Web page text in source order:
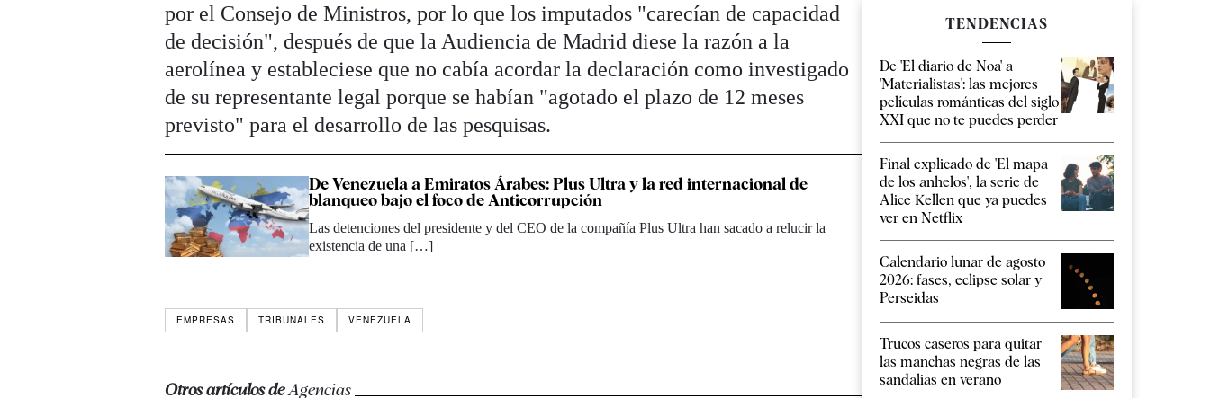
por el Consejo de Ministros, por lo que los imputados "carecían de capacidad
de decisión", después de que la Audiencia de Madrid diese la razón a la
aerolínea y estableciese que no cabía acordar la declaración como investigado
de su representante legal porque se habían "agotado el plazo de 12 meses
previsto" para el desarrollo de las pesquisas.
De Venezuela a Emiratos Árabes: Plus Ultra y la red internacional de
blanqueo bajo el foco de Anticorrupción
Las detenciones del presidente y del CEO de la compañía Plus Ultra han sacado a relucir la
existencia de una […]
EMPRESAS TRIBUNALES VENEZUELA
Otros artículos deAgencias
TENDENCIAS
De 'El diario de Noa' a
'Materialistas': las mejores
películas románticas del siglo
XXI que no te puedes perder
Final explicado de 'El mapa
de los anhelos', la serie de
Alice Kellen que ya puedes
ver en Netflix
Calendario lunar de agosto
2026: fases, eclipse solar y
Perseidas
Trucos caseros para quitar
las manchas negras de las
sandalias en verano